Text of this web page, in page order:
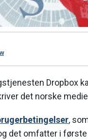
Dropbox
det norske
,
det omfatter i første